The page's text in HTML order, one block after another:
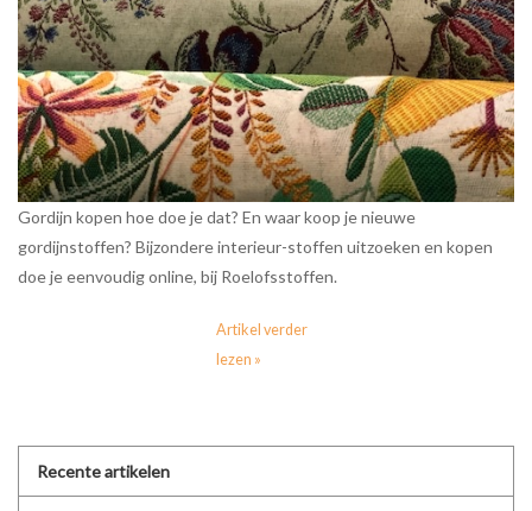
Gordijn kopen hoe doe je dat? En waar koop je nieuwe
gordijnstoffen? Bijzondere interieur-stoffen uitzoeken en kopen
doe je eenvoudig online, bij Roelofsstoffen.
Artikel verder
lezen »
Recente artikelen